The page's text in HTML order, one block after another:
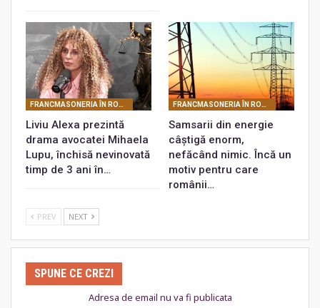
FRANCMASONERIA ÎN ROMÂNIA
Liviu Alexa prezintă
drama avocatei Mihaela
Lupu, închisă nevinovată
timp de 3 ani în…
FRANCMASONERIA ÎN ROMÂNIA
Samsarii din energie
câștigă enorm,
nefăcând nimic. Încă un
motiv pentru care
românii…
PREV NEXT
SPUNE CE CREZI
Adresa de email nu va fi publicata